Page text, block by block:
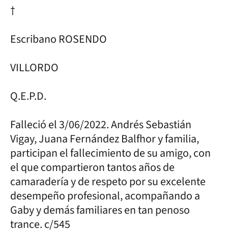
†
Escribano ROSENDO
VILLORDO
Q.E.P.D.
Falleció el 3/06/2022. Andrés Sebastián
Vigay, Juana Fernández Balfhor y familia,
participan el fallecimiento de su amigo, con
el que compartieron tantos años de
camaradería y de respeto por su excelente
desempeño profesional, acompañando a
Gaby y demás familiares en tan penoso
trance. c/545